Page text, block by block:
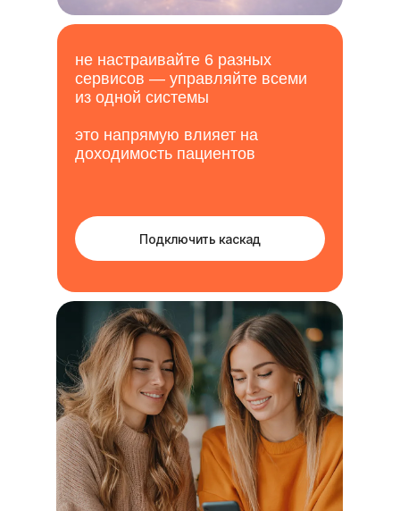
не настраивайте 6 разных
сервисов — управляйте всеми
из одной системы
это напрямую влияет на
доходимость пациентов
Подключить каскад